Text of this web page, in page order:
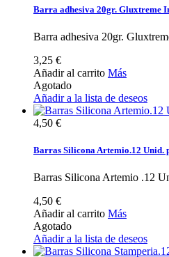
Barra adhesiva 20gr. Gluxtreme
Barra adhesiva 20gr.
3,25 €
Añadir al carrito Más
Agotado
Añadir a la lista de deseos
4,50 €
Barras Silicona Artemio.12 Unid.
Barras Silicona Artemio .12
4,50 €
Añadir al carrito Más
Agotado
Añadir a la lista de deseos